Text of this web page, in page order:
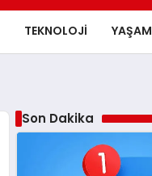
TEKNOLOJI YAŞAM
Son Dakika